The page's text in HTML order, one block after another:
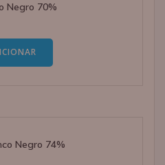
Negro 70%
Negro 74%